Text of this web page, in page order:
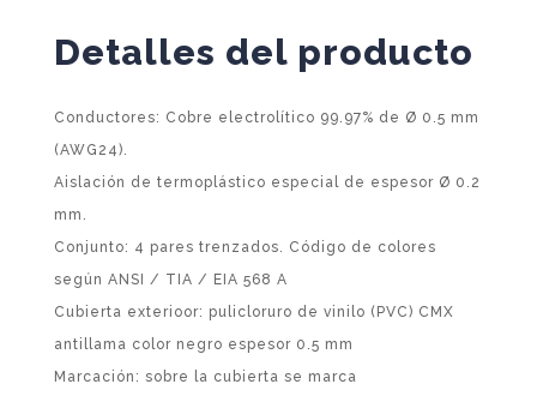
Detalles del producto
Conductores: Cobre electrolítico 99.97% de Ø 0.5 mm
(AWG24).
Aislación de termoplástico especial de espesor Ø 0.2
mm.
Conjunto: 4 pares trenzados. Código de colores
según ANSI / TIA / EIA 568 A
Cubierta exterioor: pulicloruro de vinilo (PVC) CMX
antillama color negro espesor 0.5 mm
Marcación: sobre la cubierta se marca